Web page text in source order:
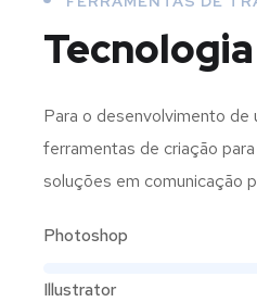
Para o desenvolvimento de
ferramentas de criação
soluções em comunicação
Photoshop
Illustrator